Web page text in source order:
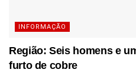
INFORMAÇÃO
Região: Seis homens e
furto de cobre